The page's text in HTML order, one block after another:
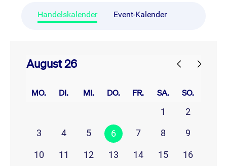
Handelskalender Event-Kalender
August 26
MO. DI. MI. DO. FR. SA. SO.
1
2
3
4 5 6 7 8 9
10 11 12 13 14 15
16